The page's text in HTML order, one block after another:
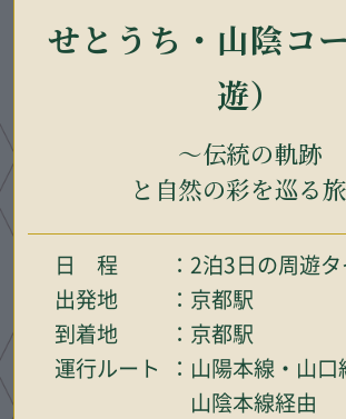
せとうち・山陰コ
遊）
～伝統の軌跡
と自然の彩を巡る
日 程
2泊3日の周遊
出発地
京都駅
到着地
京都駅
運行ルート
山陽本線・山口
山陰本線経由